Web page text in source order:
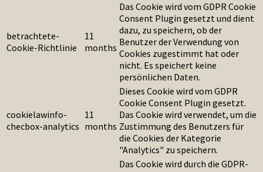
betrachtete-
Cookie-Richtlinie
11
months
Das Cookie wird vom GDPR Cookie
Consent Plugin gesetzt und dient
dazu, zu speichern, ob der
Benutzer der Verwendung von
Cookies zugestimmt hat oder
nicht. Es speichert keine
persönlichen Daten.
cookielawinfo-
checbox-analytics
11
months
Dieses Cookie wird vom GDPR
Cookie Consent Plugin gesetzt.
Das Cookie wird verwendet, um die
Zustimmung des Benutzers für
die Cookies der Kategorie
"Analytics" zu speichern.
Das Cookie wird durch die GDPR-